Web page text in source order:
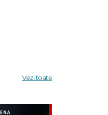
Vezi toate
-30%